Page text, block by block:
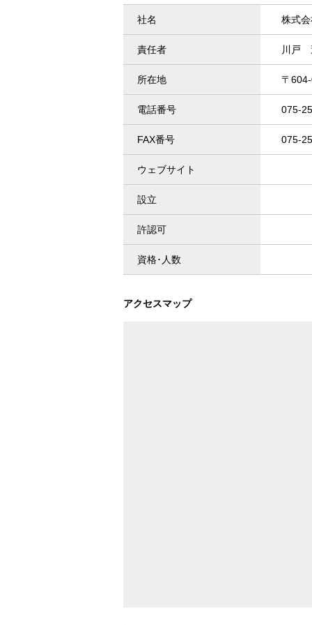
社名 株式
責任者 川戸
所在地 〒
電話番号 075-
FAX番号 075-
ウェブサイト
設立
許認可
資格･人数
アクセスマップ